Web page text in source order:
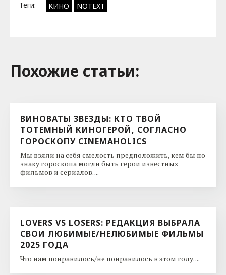
Теги: КИНО NOTEXT
Похожие cтатьи:
ВИНОВАТЫ ЗВЕЗДЫ: КТО ТВОЙ
ТОТЕМНЫЙ КИНОГЕРОЙ, СОГЛАСНО
ГОРОСКОПУ CINEMAHOLICS
Мы взяли на себя смелость предположить, кем бы по
знаку гороскопа могли быть герои известных
фильмов и сериалов. ...
LOVERS VS LOSERS: РЕДАКЦИЯ ВЫБРАЛА
СВОИ ЛЮБИМЫЕ/НЕЛЮБИМЫЕ ФИЛЬМЫ
2025 ГОДА
Что нам понравилось/не понравилось в этом году. ...